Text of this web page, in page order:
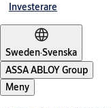
Investerare
Sweden·Svenska
ASSA ABLOY Group
Meny